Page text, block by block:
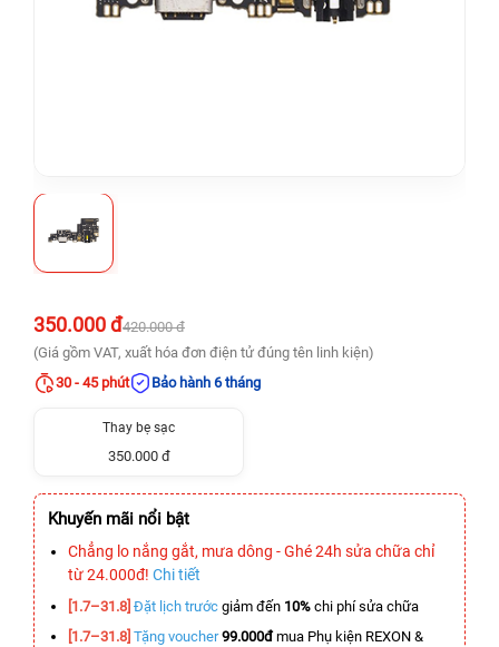
350.000 đ420.000 đ
(Giá gồm VAT, xuất hóa đơn điện tử đúng tên linh kiện)
30 - 45 phút
Bảo hành 6 tháng
Thay bẹ sạc
350.000 đ
Khuyến mãi nổi bật
Chẳng lo nắng gắt, mưa dông - Ghé 24h sửa chữa chỉ
từ 24.000đ! Chi tiết
[1.7–31.8] Đặt lịch trước giảm đến 10% chi phí sửa chữa
[1.7–31.8] Tặng voucher 99.000đmua Phụ kiện REXON &